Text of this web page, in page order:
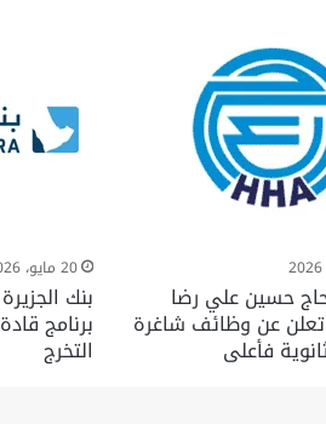
حسين علي رضا
عن وظائف شاغرة
فأعلى
20 مايو، 2026
بنك
برنامج
التخرج